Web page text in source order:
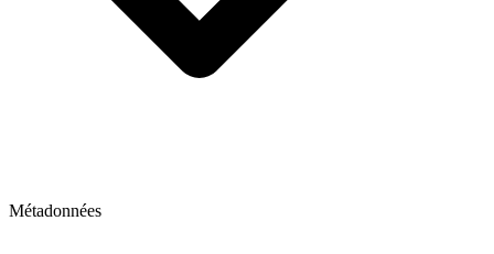
Métadonnées